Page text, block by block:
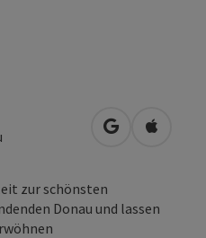
in Google
in
zur schönsten
Donau und lassen